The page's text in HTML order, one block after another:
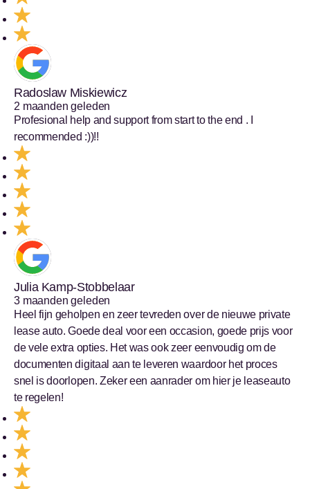
Radoslaw Miskiewicz
2 maanden geleden
Profesional help and support from start to the end . I
recommended :))!!
Julia Kamp-Stobbelaar
3 maanden geleden
Heel fijn geholpen en zeer tevreden over de nieuwe private
lease auto. Goede deal voor een occasion, goede prijs voor
de vele extra opties. Het was ook zeer eenvoudig om de
documenten digitaal aan te leveren waardoor het proces
snel is doorlopen. Zeker een aanrader om hier je leaseauto
te regelen!